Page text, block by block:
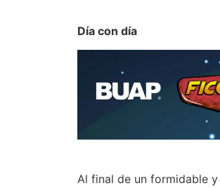
Día con día
Al final de un formidable